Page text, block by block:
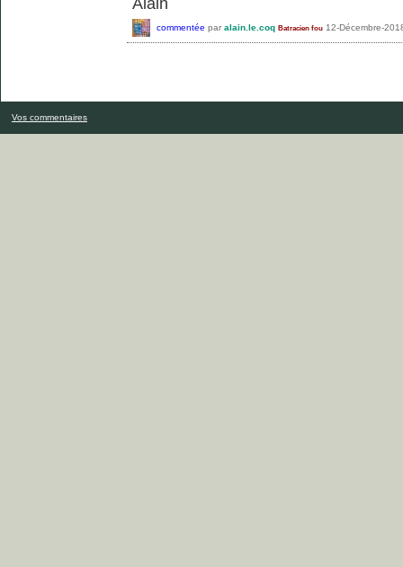
commentée par alain.le.coq Batracien fou 12-Décembre-
Vos commentaires